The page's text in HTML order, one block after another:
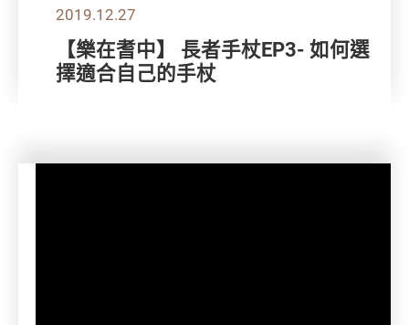
2019.12.27
【樂在耆中】 長者手杖EP3- 如何選
擇適合自己的手杖